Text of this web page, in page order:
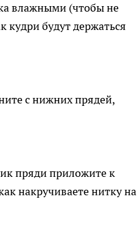
влажными (чтобы не
будут держаться
с нижних прядей,
пряди приложите к
накручиваете нитку на